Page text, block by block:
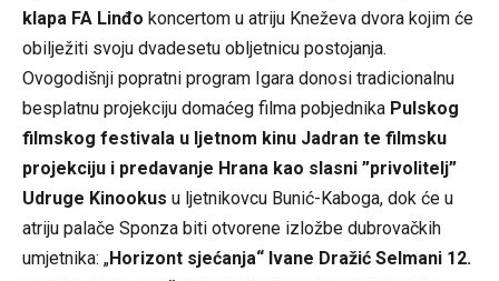
klapa FA Linđo koncertom u atriju Kneževa dvora kojim će
obilježiti svoju dvadesetu obljetnicu postojanja.
Ovogodišnji popratni program Igara donosi tradicionalnu
besplatnu projekciju domaćeg filma pobjednika Pulskog
filmskog festivala u ljetnom kinu Jadran te filmsku
projekciju i predavanje Hrana kao slasni ”privolitelj”
Udruge Kinookus u ljetnikovcu Bunić-Kaboga, dok će u
atriju palače Sponza biti otvorene izložbe dubrovačkih
umjetnika: „Horizont sjećanja“ Ivane Dražić Selmani 12.